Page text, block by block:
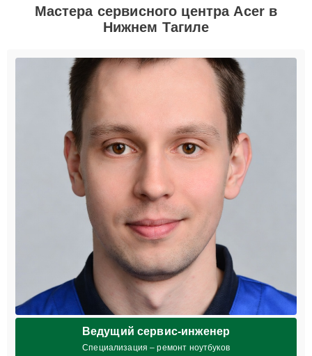
Мастера сервисного центра Acer в
Нижнем Тагиле
Ведущий сервис-инженер
Специализация – ремонт ноутбуков